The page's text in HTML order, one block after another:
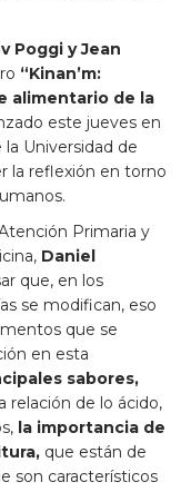
Poggi y Jean
“Kinan’m:
alimentario de la
este jueves en
la Universidad de
la reflexión en torno
Primaria y
Daniel
que, en los
se modifican, eso
que se
en esta
sabores,
relación de lo ácido,
la importancia de
que están de
son característicos